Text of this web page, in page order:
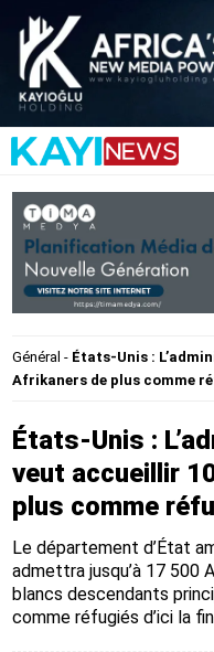
Général - États-Unis :
Afrikaners de plus comme
États-Unis :
veut accueillir
plus comme
Le département d’État
admettra jusqu’à 17 500
blancs descendants
comme réfugiés d’ici la